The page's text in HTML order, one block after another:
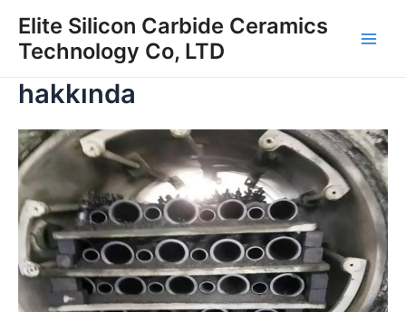
atlaElite Silicon Carbide Ceramics
Technology Co, LTD
hakkında